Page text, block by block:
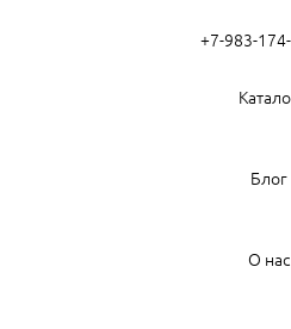
+7-983-
Блог
О нас